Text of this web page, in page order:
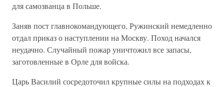
для самозванца в Польше.
Заняв пост главнокомандующего, Ружинский немедленно
отдал приказ о наступлении на Москву. Поход начался
неудачно. Случайный пожар уничтожил все запасы,
заготовленные в Орле для войска.
Царь Василий сосредоточил крупные силы на подходах к